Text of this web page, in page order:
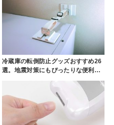
冷蔵庫の転倒防止グッズおすすめ26
選。地震対策にもぴったりな便利…